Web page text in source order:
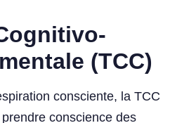
(TCC)
consciente, la TCC
conscience des